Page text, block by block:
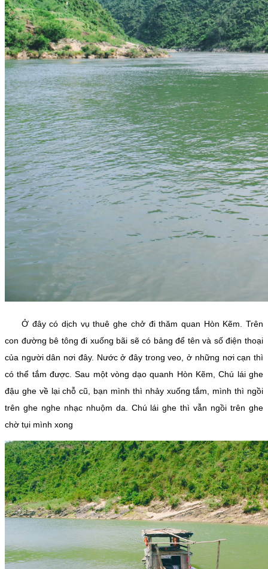
Ở đây có dịch vụ thuê ghe chở đi thăm quan Hòn Kẽm. Trên
con đường bê tông đi xuống bãi sẽ có bảng để tên và số điện thoại
của người dân nơi đây. Nước ở đây trong veo, ở những nơi cạn thì
có thể tắm được. Sau một vòng dạo quanh Hòn Kẽm, Chú lái ghe
đậu ghe về lại chỗ cũ, bạn mình thì nhảy xuống tắm, mình thì ngồi
trên ghe nghe nhạc nhuộm da. Chú lái ghe thì vẫn ngồi trên ghe
chờ tụi mình xong